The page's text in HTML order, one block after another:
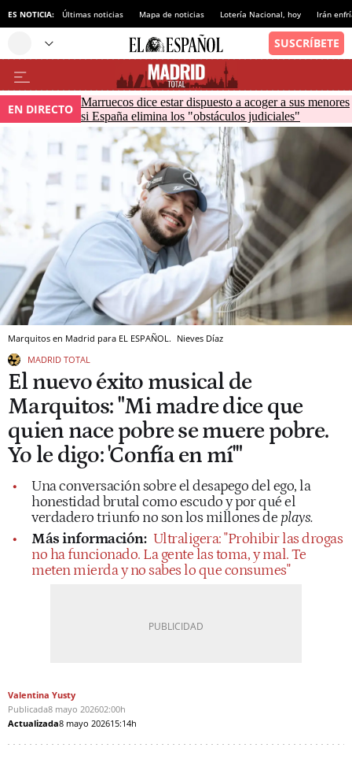
ES NOTICIA: Últimas noticias Mapa de noticias Lotería Nacional, hoy Irán
EN DIRECTO Marruecos dice estar dispuesto a acoger a sus menores
si España elimina los "obstáculos judiciales"
Marquitos en Madrid para EL ESPAÑOL. Nieves Díaz
MADRID TOTAL
El nuevo éxito musical de
Marquitos: "Mi madre dice que
quien nace pobre se muere pobre.
Yo le digo: 'Confía en mí'"
Una conversación sobre el desapego del ego, la
honestidad brutal como escudo y por qué el
verdadero triunfo no son los millones de plays.
Más información: Ultraligera: "Prohibir las drogas
no ha funcionado. La gente las toma, y mal. Te
meten mierda y no sabes lo que consumes"
Valentina Yusty
Publicada8 mayo 202602:00h
Actualizada8 mayo 202615:14h